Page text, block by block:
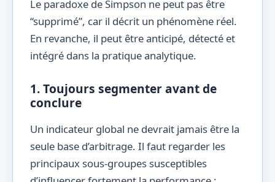
Le paradoxe de Simpson ne peut pas être
“supprimé”, car il décrit un phénomène réel.
En revanche, il peut être anticipé, détecté et
intégré dans la pratique analytique.
1. Toujours segmenter avant de
conclure
Un indicateur global ne devrait jamais être la
seule base d’arbitrage. Il faut regarder les
principaux sous-groupes susceptibles